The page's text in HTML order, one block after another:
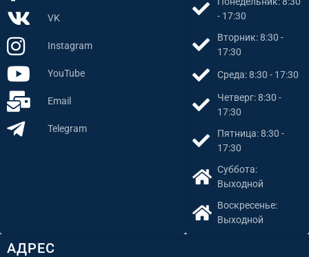
АДРЕС
- 17:30
Вторник: 8:30 -
17:30
Среда: 8:30 - 17:30
Четверг: 8:30 -
17:30
Пятница: 8:30 -
17:30
Суббота:
Выходной
Воскресенье:
Выходной
VK
Instagram
YouTube
Email
Telegram